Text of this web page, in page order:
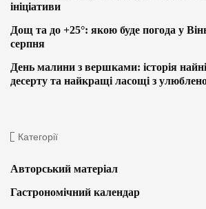
ініціативи
Дощ та до +25°: якою буде погода у
серпня
День малини з вершками: історія
десерту та найкращі ласощі з
Категорії
Авторський матеріал
Гастрономічний календар